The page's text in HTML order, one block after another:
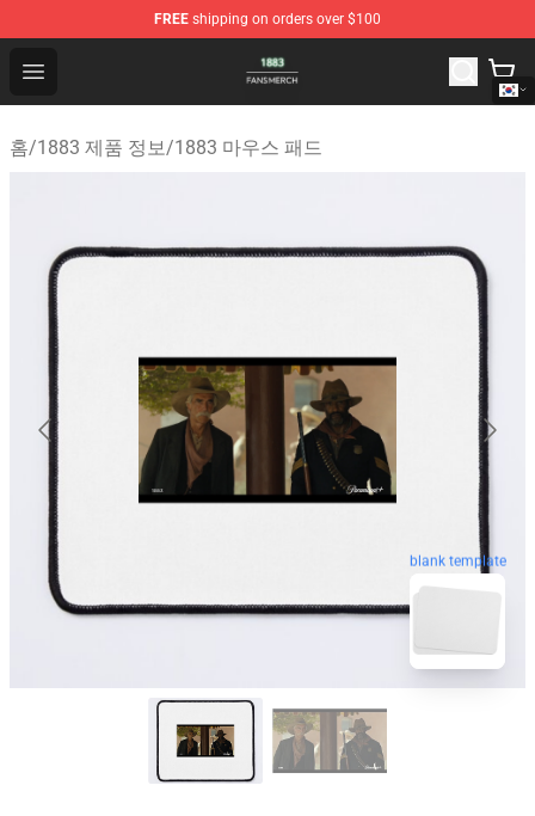
FREE shipping on orders over $100
Open menu
1883 Shop - Official 1883 Merchandise Store
홈/1883 제품 정보/1883 마우스 패드
blank template